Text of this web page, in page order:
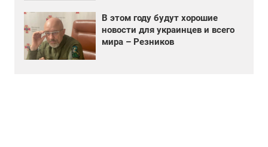
В этом году будут хорошие
новости для украинцев и всего
мира – Резников